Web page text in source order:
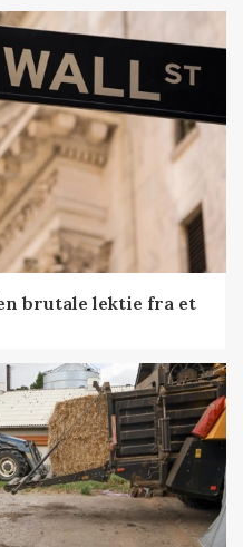
brutale lektie fra et